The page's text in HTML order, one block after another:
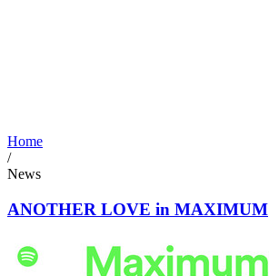
Home
/
News
ANOTHER LOVE in MAXIMUM